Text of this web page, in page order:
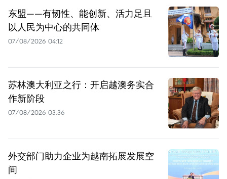
东盟——有韧性、能创新、活力足且
以人民为中心的共同体
07/08/2026 04:12
苏林澳大利亚之行：开启越澳务实合
作新阶段
07/08/2026 03:36
外交部门助力企业为越南拓展发展空
间